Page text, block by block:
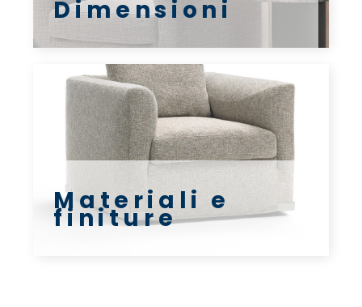
Dimensioni
Materiali e
finiture